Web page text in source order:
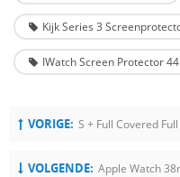
Kijk Series 3
IWatch Screen Protector
VORIGE:
VOLGENDE: